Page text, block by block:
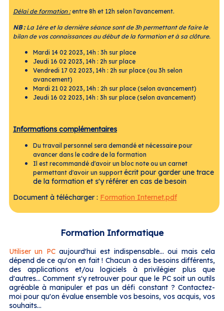
Délai de formation :entre 8h et 12h selon l'avancement.
NB :La 1ère et la dernière séance sont de 3h permettant de faire le
bilan de vos connaissances au début de la formation et à sa clôture.
Mardi 14 02 2023, 14h : 3h sur place
Jeudi 16 02 2023, 14h : 2h sur place
Vendredi 17 02 2023, 14h : 2h sur place (ou 3h selon
avancement)
Mardi 21 02 2023, 14h : 2h sur place (selon avancement)
Jeudi 16 02 2023, 14h : 3h sur place (selon avancement)
Informations complémentaires
Du travail personnel sera demandé et nécessaire pour
avancer dans le cadre de la formation
Il est recommandé d'avoir un bloc note ou un carnet
permettant d'avoir un support écrit pour garder une trace
de la formation et s'y référer en cas de besoin
Document à télécharger : Formation Internet.pdf
Formation Informatique
Utiliser un PCaujourd'hui est indispensable... oui mais cela
dépend de ce qu'on en fait ! Chacun a des besoins différents,
des applications et/ou logiciels à privilégier plus que
d'autres... Comment s'y retrouver pour que le PC soit un outils
agréable à manipuler et pas un défi constant ? Contactez-
moi pour qu'on évalue ensemble vos besoins, vos acquis, vos
souhaits...